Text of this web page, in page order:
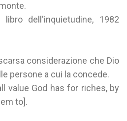
libro dell'inquietudine, 1982
considerazione che Dio
persone a cui la concede.
value God has for riches, by
to].